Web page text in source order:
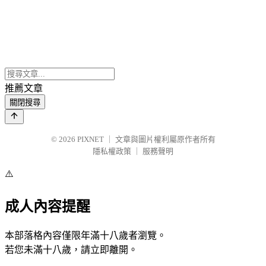
推薦文章
關閉搜尋
© 2026 PIXNET
文章與圖片權利屬原作者所有
隱私權政策
服務聲明
⚠️
成人內容提醒
本部落格內容僅限年滿十八歲者瀏覽。
若您未滿十八歲，請立即離開。